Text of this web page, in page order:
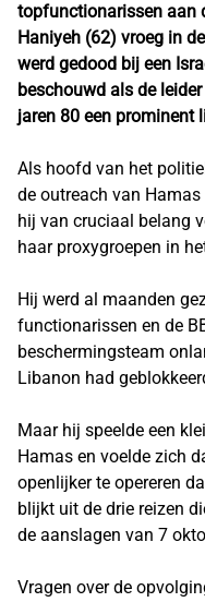
topfunctionarissen aan
Haniyeh (62) vroeg in
werd gedood bij een
beschouwd als de
jaren 80 een prominent
Als hoofd van het
de outreach van
hij van cruciaal belang
haar proxygroepen in
Hij werd al maanden
functionarissen en de
beschermingsteam
Libanon had
Maar hij speelde een
Hamas en voelde zich
openlijker te opereren
blijkt uit de drie reizen
de aanslagen van 7
Vragen over de